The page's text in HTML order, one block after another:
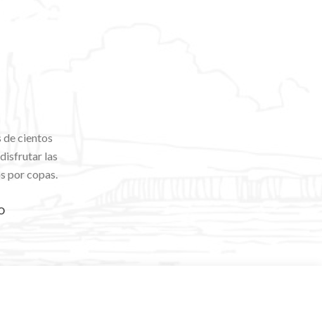
de cientos
las
por copas.